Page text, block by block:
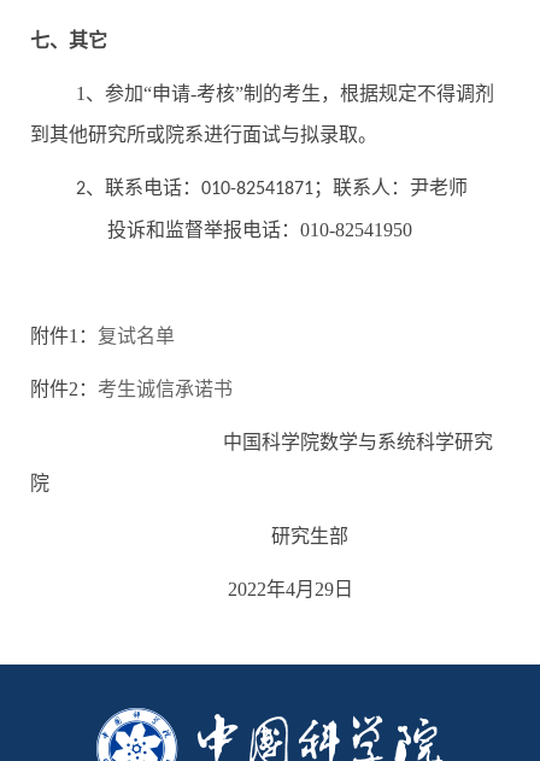
七、其它
1 、 参加“申请-考核”制的考生，根据规定不得调剂
到其他研究所或院系进行面试与拟录取。
2、联系电话： 010-82541871 ；联系人：尹老师
投诉和监督举报电话： 010-82541950
附件1： 复试名单
附件2： 考生诚信承诺书
中国科学院数学与系统科学研究
院
研究生部
2022年4月 29 日